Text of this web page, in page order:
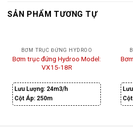
SẢN PHẨM TƯƠNG TỰ
BƠM TRỤC ĐỨNG HYDROO
Bơm trục đứng Hydroo Model:
VX15-18R
Lưu Lượng: 24m3/h
Cột Áp: 250m